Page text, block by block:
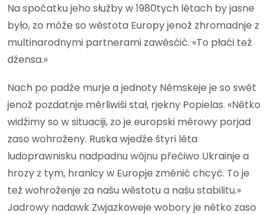
Na spočatku jeho słužby w 1980tych lětach by jasne
było, zo móže so wěstota Europy jenož zhromadnje z
multinarodnymi partnerami zawěsćić. «To płaći tež
dźensa.»
Nach po padźe murje a jednoty Němskeje je so swět
jenož pozdatnje měrliwiši stał, rjekny Popielas. «Nětko
widźimy so w situaciji, zo je europski měrowy porjad
zaso wohroženy. Ruska wjedźe štyri lěta
ludoprawnisku nadpadnu wójnu přećiwo Ukrainje a
hrozy z tym, hranicy w Europje změnić chcyć. To je
tež wohroženje za našu wěstotu a našu stabilitu.»
Jadrowy nadawk Zwjazkoweje wobory je nětko zaso